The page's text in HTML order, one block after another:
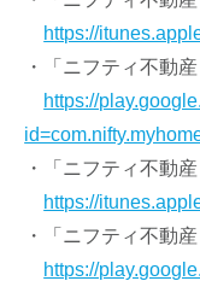
https://
・「ニフティ不動
https://
・「ニフティ不動
https://
・「ニフティ不動
https://